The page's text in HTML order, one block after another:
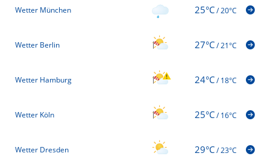
Wetter München 25°C/20°C
Wetter Berlin 27°C/21°C
Wetter Hamburg 24°C/18°C
Wetter Köln 25°C/16°C
Wetter Dresden 29°C/23°C